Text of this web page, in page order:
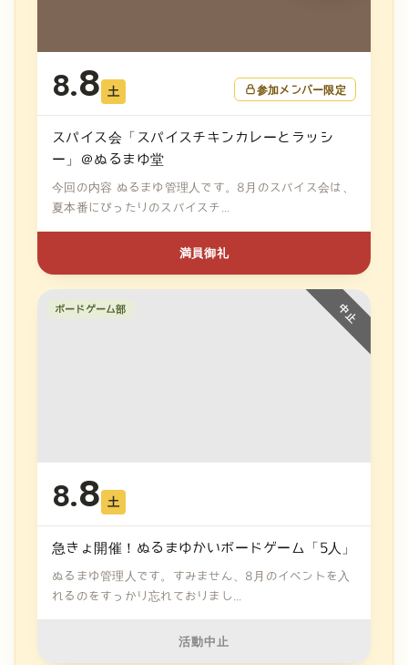
8.8 土 参加メンバー限定
スパイス会「スパイスチキンカレーとラッシ
ー」＠ぬるまゆ堂
今回の内容 ぬるまゆ管理人です。8月のスパイス会は、
夏本番にぴったりのスパイスチ...
満員御礼
ボードゲーム部
8.8 土
急きょ開催！ぬるまゆかいボードゲーム「5人」
ぬるまゆ管理人です。すみません、8月のイベントを入
れるのをすっかり忘れておりまし...
活動中止